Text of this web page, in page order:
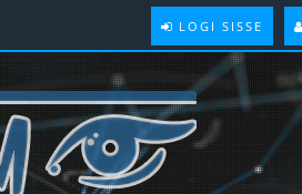
LOGI SISSE